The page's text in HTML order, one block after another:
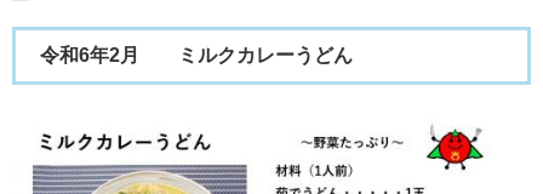
令和6年2月 ミルクカレーうどん